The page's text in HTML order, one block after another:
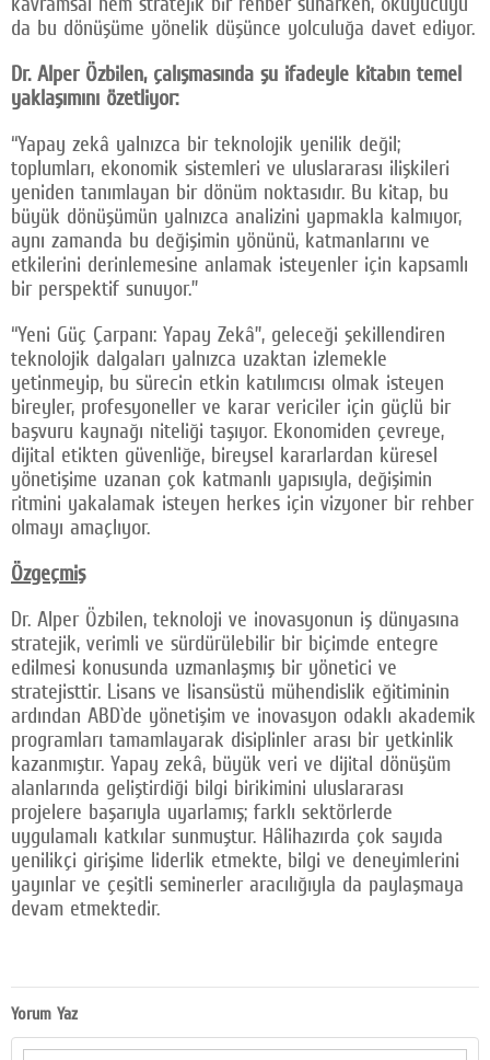
da bu dönüşüme yönelik düşünce yolculuğa davet ediyor.
Dr. Alper Özbilen, çalışmasında şu ifadeyle kitabın temel
yaklaşımını özetliyor:
“Yapay zekâ yalnızca bir teknolojik yenilik değil;
toplumları, ekonomik sistemleri ve uluslararası ilişkileri
yeniden tanımlayan bir dönüm noktasıdır. Bu kitap, bu
büyük dönüşümün yalnızca analizini yapmakla kalmıyor,
aynı zamanda bu değişimin yönünü, katmanlarını ve
etkilerini derinlemesine anlamak isteyenler için kapsamlı
bir perspektif sunuyor.”
“Yeni Güç Çarpanı: Yapay Zekâ”, geleceği şekillendiren
teknolojik dalgaları yalnızca uzaktan izlemekle
yetinmeyip, bu sürecin etkin katılımcısı olmak isteyen
bireyler, profesyoneller ve karar vericiler için güçlü bir
başvuru kaynağı niteliği taşıyor. Ekonomiden çevreye,
dijital etikten güvenliğe, bireysel kararlardan küresel
yönetişime uzanan çok katmanlı yapısıyla, değişimin
ritmini yakalamak isteyen herkes için vizyoner bir rehber
olmayı amaçlıyor.
Özgeçmiş
Dr. Alper Özbilen, teknoloji ve inovasyonun iş dünyasına
stratejik, verimli ve sürdürülebilir bir biçimde entegre
edilmesi konusunda uzmanlaşmış bir yönetici ve
stratejisttir. Lisans ve lisansüstü mühendislik eğitiminin
ardından ABD`de yönetişim ve inovasyon odaklı akademik
programları tamamlayarak disiplinler arası bir yetkinlik
kazanmıştır. Yapay zekâ, büyük veri ve dijital dönüşüm
alanlarında geliştirdiği bilgi birikimini uluslararası
projelere başarıyla uyarlamış; farklı sektörlerde
uygulamalı katkılar sunmuştur. Hâlihazırda çok sayıda
yenilikçi girişime liderlik etmekte, bilgi ve deneyimlerini
yayınlar ve çeşitli seminerler aracılığıyla da paylaşmaya
devam etmektedir.
Yorum Yaz